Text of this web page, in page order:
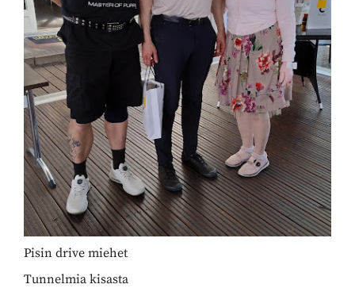
Pisin drive miehet
Tunnelmia kisasta